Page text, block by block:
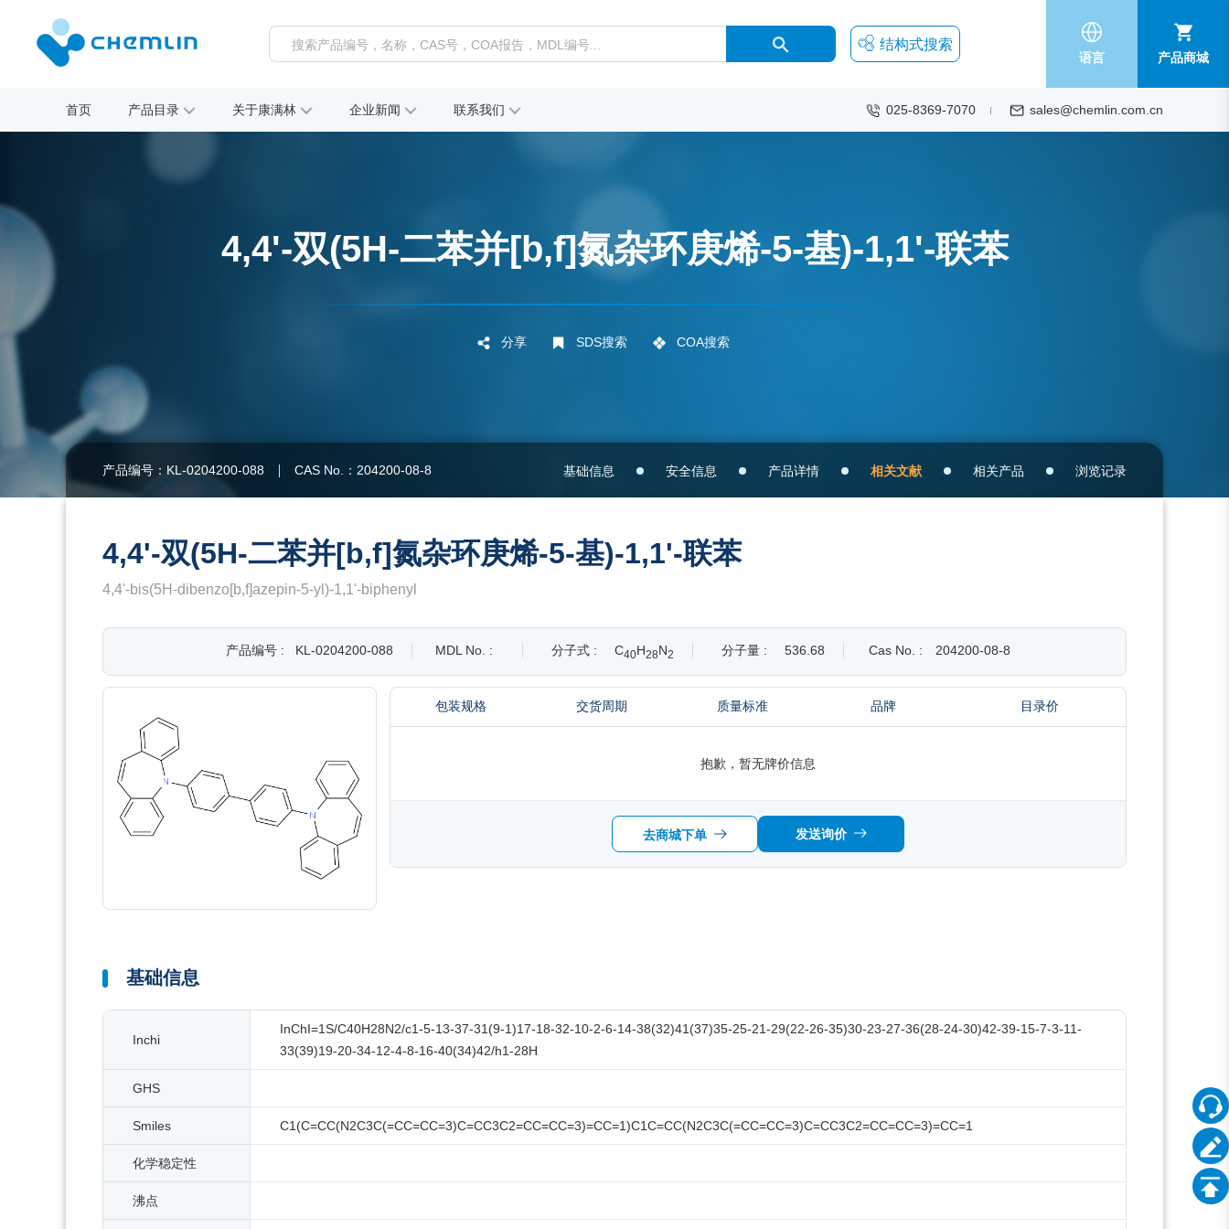
结构式搜索
语言 产品商城
首页 产品目录 关于康满林 企业新闻 联系我们 025-8369-7070 sales@chemlin.com.cn
4,4'-双(5H-二苯并[b,f]氮杂环庚烯-5-基)-1,1'-联苯
分享 SDS搜索 COA搜索
产品编号：KL-0204200-088 CAS No.：204200-08-8 基础信息 安全信息 产品详情 相关文献 相关产品 浏览记录
4,4'-双(5H-二苯并[b,f]氮杂环庚烯-5-基)-1,1'-联苯
4,4'-bis(5H-dibenzo[b,f]azepin-5-yl)-1,1'-biphenyl
产品编号 : KL-0204200-088 MDL No. : 分子式 : C40H28N2 分子量 : 536.68 Cas No. : 204200-08-8
包装规格 交货周期 质量标准 品牌 目录价
抱歉，暂无牌价信息
去商城下单 发送询价
基础信息
Inchi
InChI=1S/C40H28N2/c1-5-13-37-31(9-1)17-18-32-10-2-6-14-38(32)41(37)35-25-21-29(22-26-35)30-23-27-36(28-24-30)42-39-15-7-3-11-
33(39)19-20-34-12-4-8-16-40(34)42/h1-28H
GHS
Smiles C1(C=CC(N2C3C(=CC=CC=3)C=CC3C2=CC=CC=3)=CC=1)C1C=CC(N2C3C(=CC=CC=3)C=CC3C2=CC=CC=3)=CC=1
化学稳定性
沸点